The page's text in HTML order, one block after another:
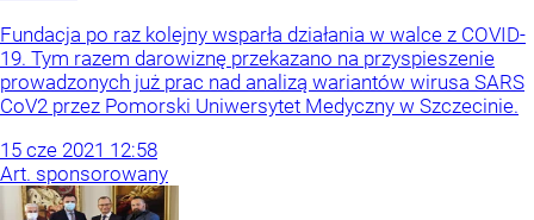
Fundacja po raz kolejny wsparła działania w walce z COVID-
19. Tym razem darowiznę przekazano na przyspieszenie
prowadzonych już prac nad analizą wariantów wirusa SARS
CoV2 przez Pomorski Uniwersytet Medyczny w Szczecinie.
15 cze 2021 12:58
Art. sponsorowany